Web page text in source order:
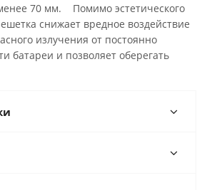
70 мм. Помимо эстетического
снижает вредное воздействие
излучения от постоянно
батареи и позволяет оберегать